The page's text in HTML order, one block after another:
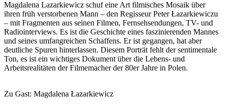
Magdalena Lazarkiewicz schuf eine Art filmisches Mosaik über
ihren früh verstorbenen Mann – den Regisseur Peter Łazarkiewiczu
– mit Fragmenten aus seinen Filmen, Fernsehsendungen, TV- und
Radiointerviews. Es ist die Geschichte eines faszinierenden Mannes
und seines umfangreichen Schaffens. Er ist gegangen, hat aber
deutliche Spuren hinterlassen. Diesem Porträt fehlt der sentimentale
Ton, es ist ein wichtiges Dokument über die Lebens- und
Arbeitsrealitäten der Filmemacher der 80er Jahre in Polen.
Zu Gast: Magdalena Łazarkiewicz